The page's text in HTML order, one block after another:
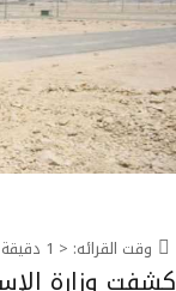
وقت القرائه: < 1 دقيقة